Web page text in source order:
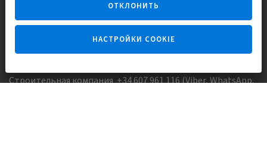
Задайте вопрос
Строительная компания +34 607 961 116 (Viber, WhatsApp,
ОТКЛОНИТЬ
НАСТРОЙКИ COOKIE